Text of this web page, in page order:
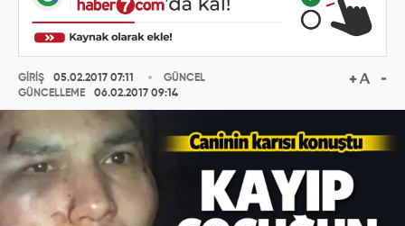
GİRİŞ
05.02.2017 07:11
GÜNCELLEME
06.02.2017 09:14
GÜNCEL